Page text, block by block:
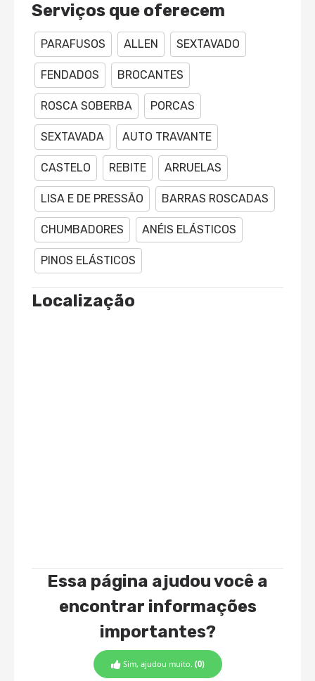
Serviços que oferecem
PARAFUSOS ALLEN SEXTAVADO
FENDADOS BROCANTES
ROSCA SOBERBA PORCAS
SEXTAVADA AUTO TRAVANTE
CASTELO REBITE ARRUELAS
LISA E DE PRESSÃO BARRAS ROSCADAS
CHUMBADORES ANÉIS ELÁSTICOS
PINOS ELÁSTICOS
Localização
Essa página ajudou você a
encontrar informações
importantes?
Sim, ajudou muito. (0)